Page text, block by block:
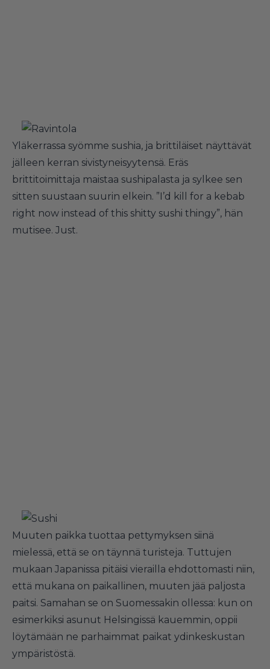
Yläkerrassa syömme sushia, ja brittiläiset näyttävät
jälleen kerran sivistyneisyytensä. Eräs
brittitoimittaja maistaa sushipalasta ja sylkee sen
sitten suustaan suurin elkein. ”I’d kill for a kebab
right now instead of this shitty sushi thingy”, hän
mutisee. Just.
Muuten paikka tuottaa pettymyksen siinä
mielessä, että se on täynnä turisteja. Tuttujen
mukaan Japanissa pitäisi vierailla ehdottomasti niin,
että mukana on paikallinen, muuten jää paljosta
paitsi. Samahan se on Suomessakin ollessa: kun on
esimerkiksi asunut Helsingissä kauemmin, oppii
löytämään ne parhaimmat paikat ydinkeskustan
ympäristöstä.